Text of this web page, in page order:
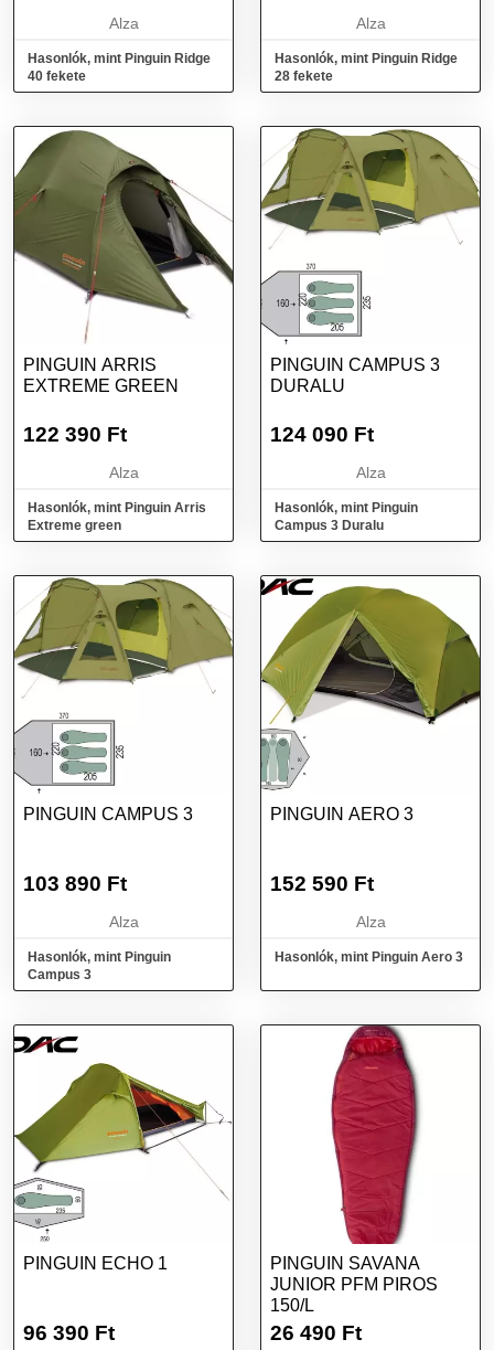
Alza
Hasonlók, mint Pinguin Ridge
40 fekete
Alza
Hasonlók, mint Pinguin Ridge
28 fekete
PINGUIN ARRIS
EXTREME GREEN
122 390 Ft
Alza
Hasonlók, mint Pinguin Arris
Extreme green
PINGUIN CAMPUS 3
DURALU
124 090 Ft
Alza
Hasonlók, mint Pinguin
Campus 3 Duralu
PINGUIN CAMPUS 3
103 890 Ft
Alza
Hasonlók, mint Pinguin
Campus 3
PINGUIN AERO 3
152 590 Ft
Alza
Hasonlók, mint Pinguin Aero 3
PINGUIN ECHO 1
96 390 Ft
PINGUIN SAVANA
JUNIOR PFM PIROS
150/L
26 490 Ft